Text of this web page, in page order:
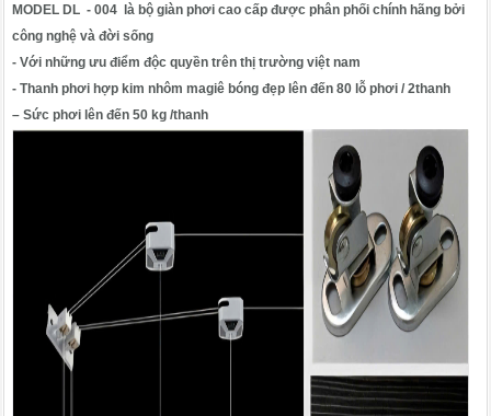
MODEL DL - 004 là bộ giàn phơi cao cấp được phân phối chính hãng bởi
công nghệ và đời sống
- Với những ưu điểm độc quyền trên thị trường việt nam
- Thanh phơi hợp kim nhôm magiê bóng đẹp lên đến 80 lỗ phơi / 2thanh
– Sức phơi lên đến 50 kg /thanh